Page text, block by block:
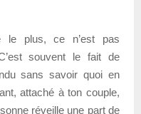
le plus, ce n’est pas
souvent le fait de
sans savoir quoi en
attaché à ton couple,
réveille une part de